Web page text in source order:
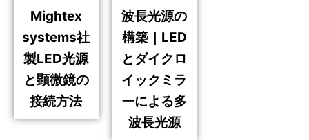
Mightex
systems社
製LED光源
と顕微鏡の
接続方法
波長光源の
構築｜LED
とダイクロ
イックミラ
ーによる多
波長光源